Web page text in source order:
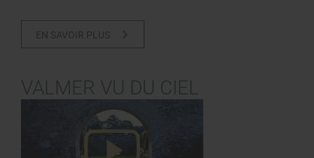
EN SAVOIR PLUS
VALMER VU DU CIEL